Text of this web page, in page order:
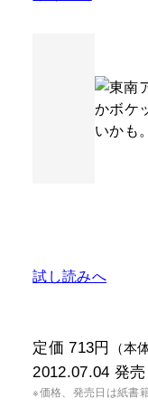
試し読みへ
定価 713円 （本
2012.07.04 発売
※価格、発売日は紙書